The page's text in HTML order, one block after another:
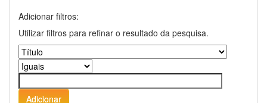
Adicionar filtros:
Utilizar filtros para refinar o resultado da pesquisa.